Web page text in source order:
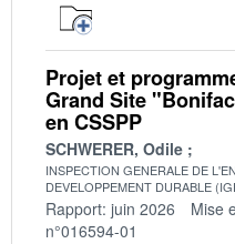
Projet et
Grand Site
en CSSPP
SCHWERER, Odile
INSPECTION GENERALE DE
DEVELOPPEMENT DURABLE
Rapport: juin 2026 Mise
n°016594-01